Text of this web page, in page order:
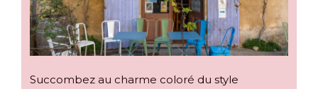
Succombez au charme coloré du style